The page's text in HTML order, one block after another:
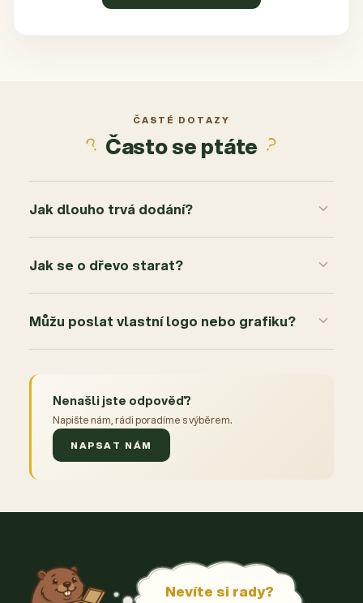
ČASTÉ DOTAZY
Často se ptáte
Jak dlouho trvá dodání?
Jak se o dřevo starat?
Můžu poslat vlastní logo nebo grafiku?
Nenašli jste odpověď?
Napište nám, rádi poradíme s výběrem.
NAPSAT NÁM
Nevíte si rady?